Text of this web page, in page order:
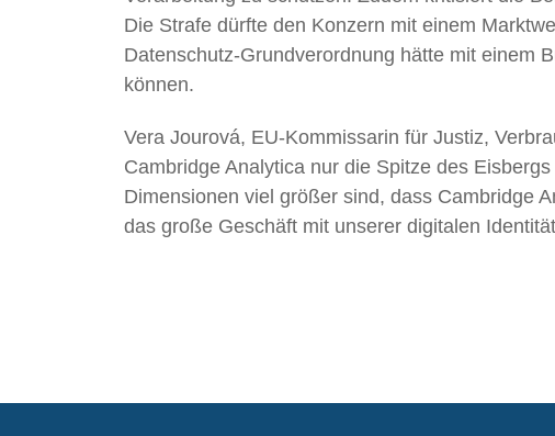
Die Strafe dürfte den Konzern mit einem
Datenschutz-Grundverordnung hätte mit einem
können.
Vera Jourová, EU-Kommissarin für Justiz,
Cambridge Analytica nur die Spitze des
Dimensionen viel größer sind, dass Cambridge
das große Geschäft mit unserer digitalen